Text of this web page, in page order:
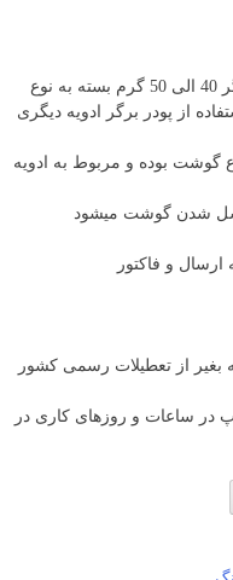
طرز مصرف : به ازای هر کیلو گوشت برگر 40 الی 50 گرم بسته به نوع
از پودر برگر ادویه دیگری
بوده و مربوط به ادویه
شل شدن گوشت میشود
بغیر از تعطیلات رسمی کشور
در ساعات و روزهای کاری در